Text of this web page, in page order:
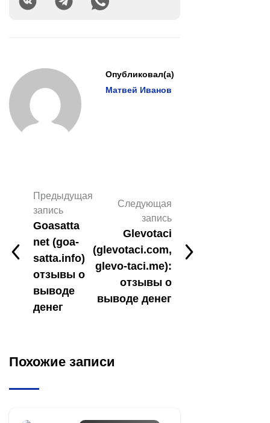
Опубликовал(а)
Матвей Иванов
Предыдущая
запись
Goasatta
net (goa-
satta.info)
отзывы о
выводе
денег
Следующая
запись
Glevotaci
(glevotaci.com,
glevo-taci.me):
отзывы о
выводе денег
Похожие записи